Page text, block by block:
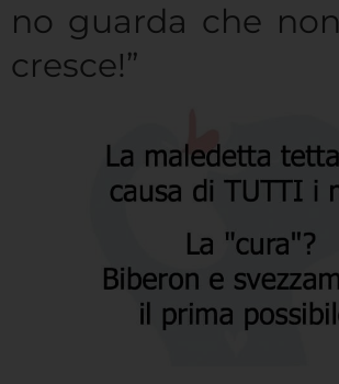
no guarda che non
cresce!”